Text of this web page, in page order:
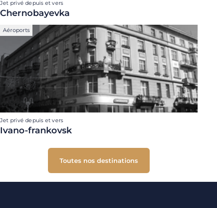
Jet privé depuis et vers
Chernobayevka
Aéroports
Jet privé depuis et vers
Ivano-frankovsk
Toutes nos destinations